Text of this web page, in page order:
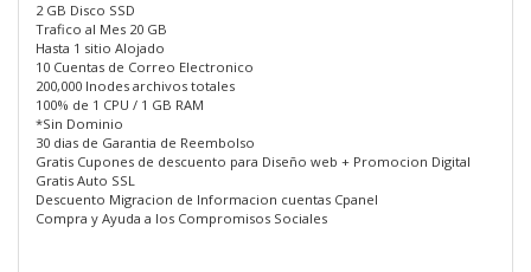
2 GB Disco SSD
Trafico al Mes 20 GB
Hasta 1 sitio Alojado
10 Cuentas de Correo Electronico
200,000 Inodes archivos totales
100% de 1 CPU / 1 GB RAM
*Sin Dominio
30 dias de Garantia de Reembolso
Gratis Cupones de descuento para Diseño web + Promocion Digital
Gratis Auto SSL
Descuento Migracion de Informacion cuentas Cpanel
Compra y Ayuda a los Compromisos Sociales